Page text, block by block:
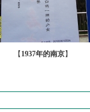
【 1937年的南京】